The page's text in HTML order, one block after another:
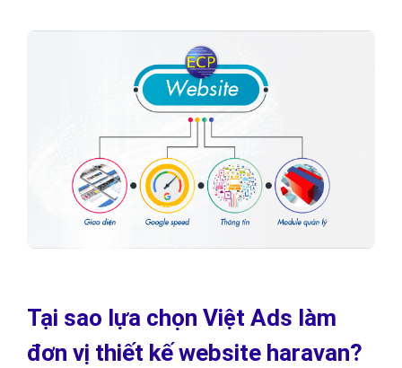
Tại sao lựa chọn Việt Ads làm
đơn vị thiết kế website haravan?